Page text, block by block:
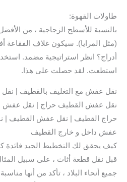
طاولات القهوة:
(مثل المرايا). سيكون غلاف
أدراج؟ انظر استراتيجية مضمد.
استطعت. لقد حصلت على هذا.
نقل عفش مع التغليف بالقطيف | نقل
نقل عفش القطيف حراج | نقل عفش
حراج القطيف | نقل عفش القطيف |
عفش داخل و خارج القطيف
كيف يحقق لك التخطيط الجيد فائدة
قبل نقل قطعة أثاث ، على سبيل
جميع أنحاء البلاد ، تأكد من أنها